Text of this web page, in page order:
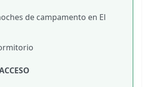
de campamento en El